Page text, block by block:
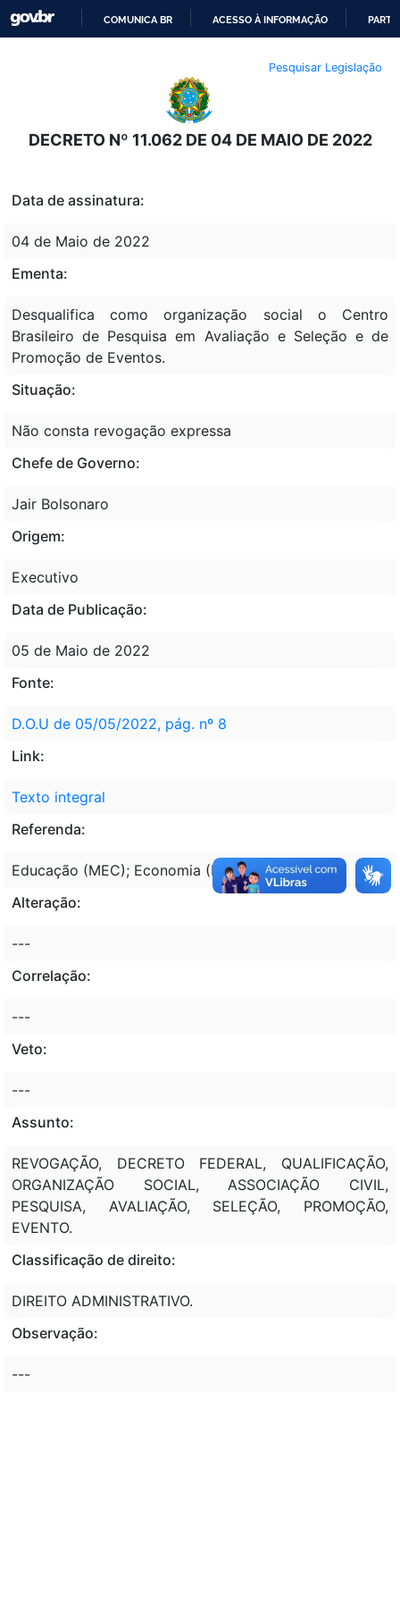
O
CONTEÚDO
COMUNICA BR ACESSO À INFORMAÇÃO
Pesquisar Legislação
DECRETO Nº 11.062 DE 04 DE MAIO DE 2022
Data de assinatura:
04 de Maio de 2022
Ementa:
Desqualifica como organização social o Centro
Brasileiro de Pesquisa em Avaliação e Seleção e de
Promoção de Eventos.
Situação:
Não consta revogação expressa
Chefe de Governo:
Jair Bolsonaro
Origem:
Executivo
Data de Publicação:
05 de Maio de 2022
Fonte:
D.O.U de 05/05/2022, pág. nº 8
Link:
Texto integral
Referenda:
Educação (MEC); Economia (ME)
Alteração:
---
Correlação:
---
Veto:
---
Assunto:
REVOGAÇÃO, DECRETO FEDERAL, QUALIFICAÇÃO,
ORGANIZAÇÃO SOCIAL, ASSOCIAÇÃO CIVIL,
PESQUISA, AVALIAÇÃO, SELEÇÃO, PROMOÇÃO,
EVENTO.
Classificação de direito:
DIREITO ADMINISTRATIVO.
Observação:
---